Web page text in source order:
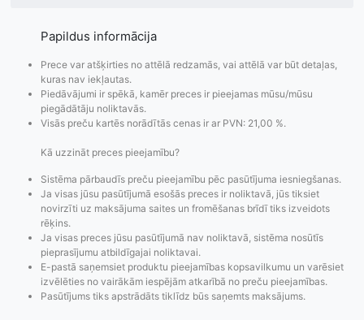
Pasūtījumu statusa
maiņas
paziņojumi,
Izsekošana,
Pasūtījumu re-
order u.c.
piegādes veidi un
to izmaksas bez
lietotāja konta
PayPal
Papildus informācija
Prece var atšķirties no attēlā redzamās, vai attēlā var būt detaļas,
kuras nav iekļautas.
Piedāvājumi ir spēkā, kamēr preces ir pieejamas mūsu/mūsu
piegādātāju noliktavās.
Visās preču kartēs norādītās cenas ir ar PVN: 21,00 %.
Kā uzzināt preces pieejamību?
Sistēma pārbaudīs preču pieejamību pēc pasūtījuma iesniegšanas.
Ja visas jūsu pasūtījumā esošās preces ir noliktavā, jūs tiksiet
novirzīti uz maksājuma saites un fromēšanas brīdī tiks izveidots
rēķins.
Ja visas preces jūsu pasūtījumā nav noliktavā, sistēma nosūtīs
pieprasījumu atbildīgajai noliktavai.
E-pastā saņemsiet produktu pieejamības kopsavilkumu un varēsiet
izvēlēties no vairākām iespējām atkarībā no preču pieejamības.
Pasūtījums tiks apstrādāts tiklīdz būs saņemts maksājums.